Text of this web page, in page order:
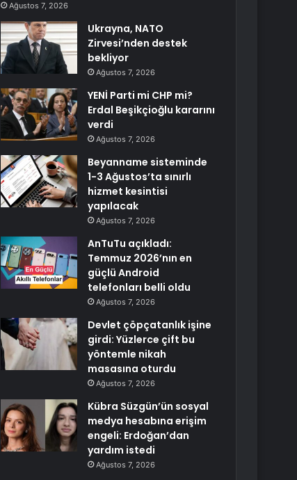
Ağustos 7, 2026
Ukrayna, NATO
Zirvesi’nden destek
bekliyor
Ağustos 7, 2026
YENİ Parti mi CHP mi?
Erdal Beşikçioğlu kararını
verdi
Ağustos 7, 2026
Beyanname sisteminde
1-3 Ağustos’ta sınırlı
hizmet kesintisi
yapılacak
Ağustos 7, 2026
AnTuTu açıkladı:
Temmuz 2026’nın en
güçlü Android
telefonları belli oldu
Ağustos 7, 2026
Devlet çöpçatanlık işine
girdi: Yüzlerce çift bu
yöntemle nikah
masasına oturdu
Ağustos 7, 2026
Kübra Süzgün’ün sosyal
medya hesabına erişim
engeli: Erdoğan’dan
yardım istedi
Ağustos 7, 2026